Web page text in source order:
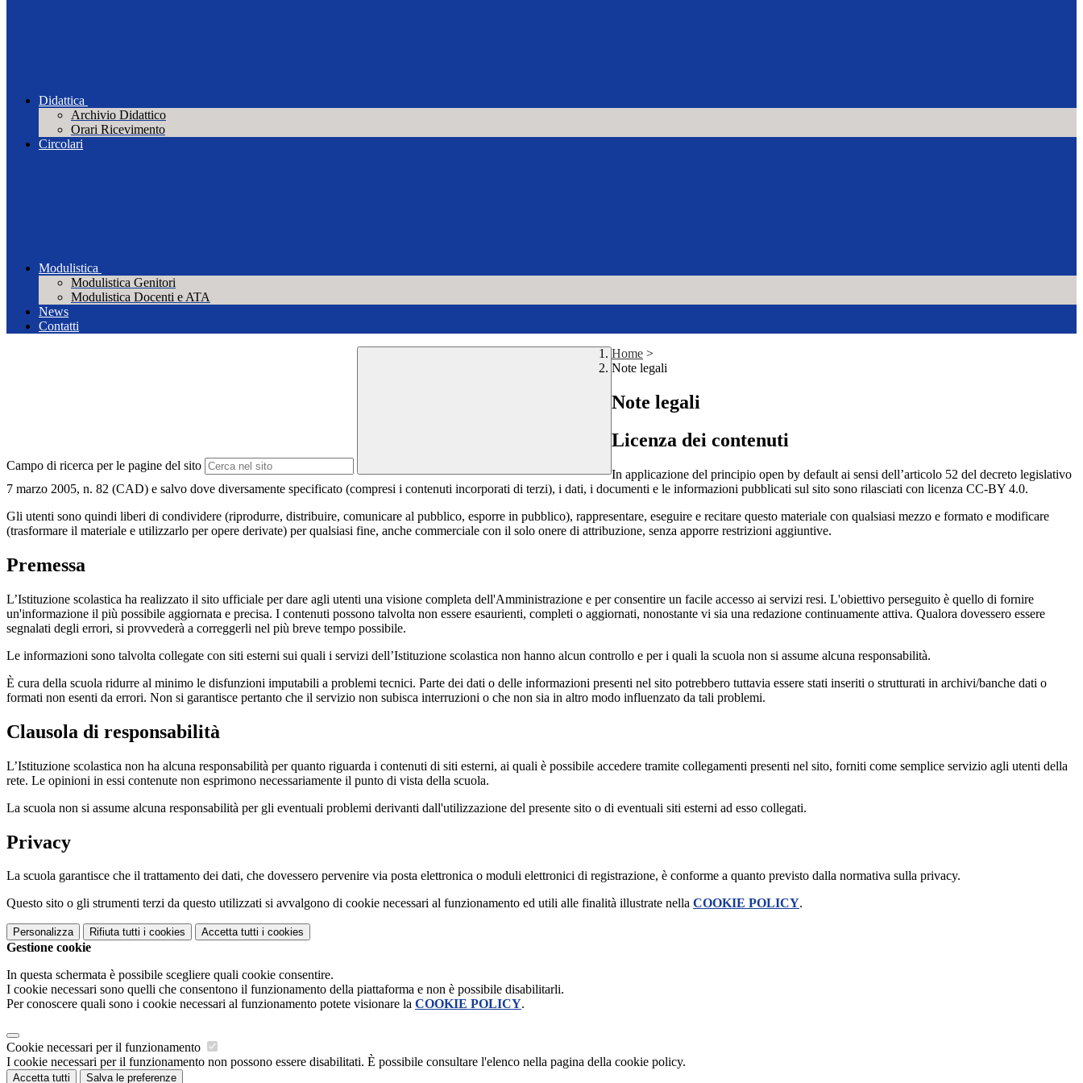
Didattica
Archivio Didattico
Orari Ricevimento
Circolari
Modulistica
Modulistica Genitori
Modulistica Docenti e ATA
News
Contatti
Campo di ricerca per le pagine del sito
Home >
Note legali
Note legali
Licenza dei contenuti
In applicazione del principio open by default ai sensi dell’articolo 52 del decreto legislativo
7 marzo 2005, n. 82 (CAD) e salvo dove diversamente specificato (compresi i contenuti incorporati di terzi), i dati, i documenti e le informazioni pubblicati sul sito sono rilasciati con licenza CC-BY 4.0.
Gli utenti sono quindi liberi di condividere (riprodurre, distribuire, comunicare al pubblico, esporre in pubblico), rappresentare, eseguire e recitare questo materiale con qualsiasi mezzo e formato e modificare
(trasformare il materiale e utilizzarlo per opere derivate) per qualsiasi fine, anche commerciale con il solo onere di attribuzione, senza apporre restrizioni aggiuntive.
Premessa
L’Istituzione scolastica ha realizzato il sito ufficiale per dare agli utenti una visione completa dell'Amministrazione e per consentire un facile accesso ai servizi resi. L'obiettivo perseguito è quello di fornire
un'informazione il più possibile aggiornata e precisa. I contenuti possono talvolta non essere esaurienti, completi o aggiornati, nonostante vi sia una redazione continuamente attiva. Qualora dovessero essere
segnalati degli errori, si provvederà a correggerli nel più breve tempo possibile.
Le informazioni sono talvolta collegate con siti esterni sui quali i servizi dell’Istituzione scolastica non hanno alcun controllo e per i quali la scuola non si assume alcuna responsabilità.
È cura della scuola ridurre al minimo le disfunzioni imputabili a problemi tecnici. Parte dei dati o delle informazioni presenti nel sito potrebbero tuttavia essere stati inseriti o strutturati in archivi/banche dati o
formati non esenti da errori. Non si garantisce pertanto che il servizio non subisca interruzioni o che non sia in altro modo influenzato da tali problemi.
Clausola di responsabilità
L’Istituzione scolastica non ha alcuna responsabilità per quanto riguarda i contenuti di siti esterni, ai quali è possibile accedere tramite collegamenti presenti nel sito, forniti come semplice servizio agli utenti della
rete. Le opinioni in essi contenute non esprimono necessariamente il punto di vista della scuola.
La scuola non si assume alcuna responsabilità per gli eventuali problemi derivanti dall'utilizzazione del presente sito o di eventuali siti esterni ad esso collegati.
Privacy
La scuola garantisce che il trattamento dei dati, che dovessero pervenire via posta elettronica o moduli elettronici di registrazione, è conforme a quanto previsto dalla normativa sulla privacy.
Questo sito o gli strumenti terzi da questo utilizzati si avvalgono di cookie necessari al funzionamento ed utili alle finalità illustrate nella COOKIE POLICY.
Personalizza Rifiuta tutti i cookies Accetta tutti i cookies
Gestione cookie
In questa schermata è possibile scegliere quali cookie consentire.
I cookie necessari sono quelli che consentono il funzionamento della piattaforma e non è possibile disabilitarli.
Per conoscere quali sono i cookie necessari al funzionamento potete visionare la COOKIE POLICY.
Cookie necessari per il funzionamento
I cookie necessari per il funzionamento non possono essere disabilitati. È possibile consultare l'elenco nella pagina della cookie policy.
Accetta tutti Salva le preferenze